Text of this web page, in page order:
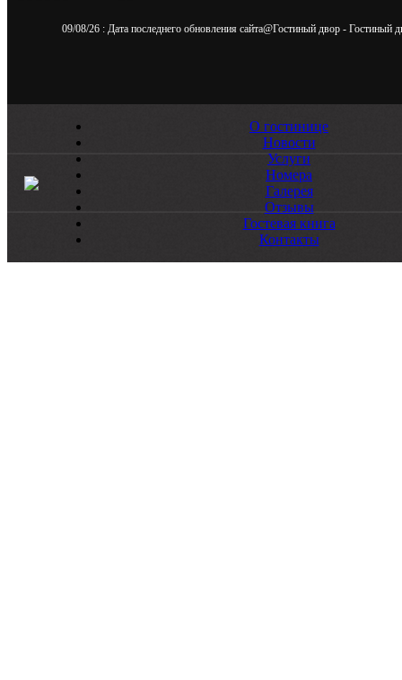
09/08/26 : Дата последнего обновления сайта@Гостиный двор - Гостиный
О гостинице
Новости
Услуги
Номера
Галерея
Отзывы
Гостевая книга
Контакты